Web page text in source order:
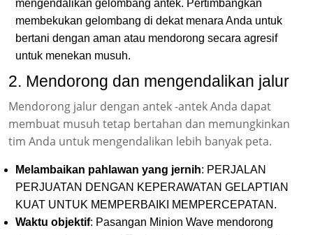
mengendalikan gelombang antek. Pertimbangkan
membekukan gelombang di dekat menara Anda untuk
bertani dengan aman atau mendorong secara agresif
untuk menekan musuh.
2. Mendorong dan mengendalikan jalur
Mendorong jalur dengan antek -antek Anda dapat
membuat musuh tetap bertahan dan memungkinkan
tim Anda untuk mengendalikan lebih banyak peta.
Melambaikan pahlawan yang jernih: PERJALAN
PERJUATAN DENGAN KEPERAWATAN GELAPTIAN
KUAT UNTUK MEMPERBAIKI MEMPERCEPATAN.
Waktu objektif: Pasangan Minion Wave mendorong